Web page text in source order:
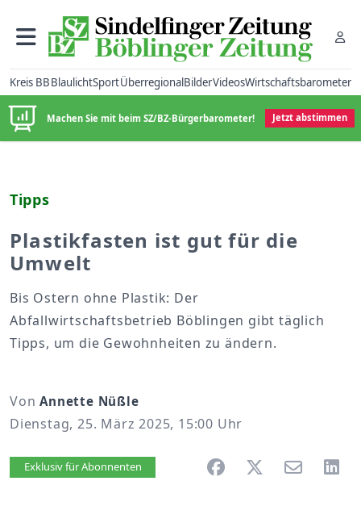
Kreis BBBlaulichtSportÜberregionalBilderVideosWirtschaftsbarometer
Machen Sie mit beim SZ/BZ-Bürgerbarometer! Jetzt abstimmen
Tipps
Plastikfasten ist gut für die
Umwelt
Bis Ostern ohne Plastik: Der
Abfallwirtschaftsbetrieb Böblingen gibt täglich
Tipps, um die Gewohnheiten zu ändern.
VonAnnette Nüßle
Dienstag, 25. März 2025, 15:00 Uhr
Artikel vorlesen
Exklusiv für Abonnenten